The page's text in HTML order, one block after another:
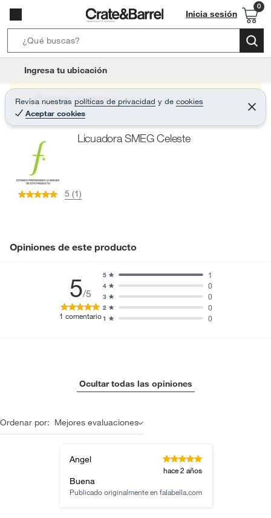
Inicia sesión
e
r
c
B
t
n
Ingresa tu ubicación
Revisa nuestras políticas de privacidad y de cookies
Aceptar cookies
C
e
r
Producto sin stock :(
Licuadora SMEG Celeste
5 (1)
Opiniones de este producto
5/5
1 comentario1 0
2 0
3 0
4 0
5 1
Ocultar todas las opiniones
Ordenar por: Mejores evaluaciones
Angel
hace 2 años
Buena
Publicado originalmente en falabella.com